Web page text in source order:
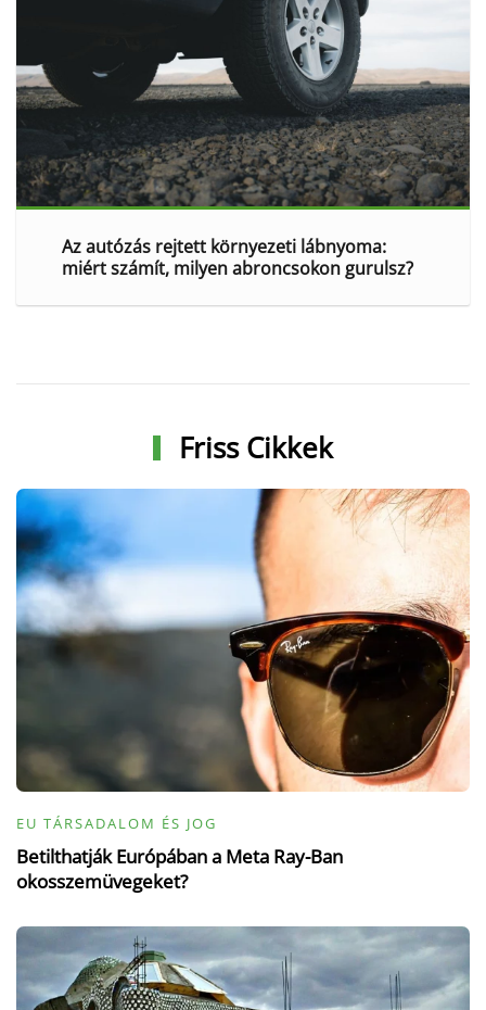
Az autózás rejtett környezeti lábnyoma:
miért számít, milyen abroncsokon gurulsz?
Friss Cikkek
EU TÁRSADALOM ÉS JOG
Betilthatják Európában a Meta Ray-Ban
okosszemüvegeket?